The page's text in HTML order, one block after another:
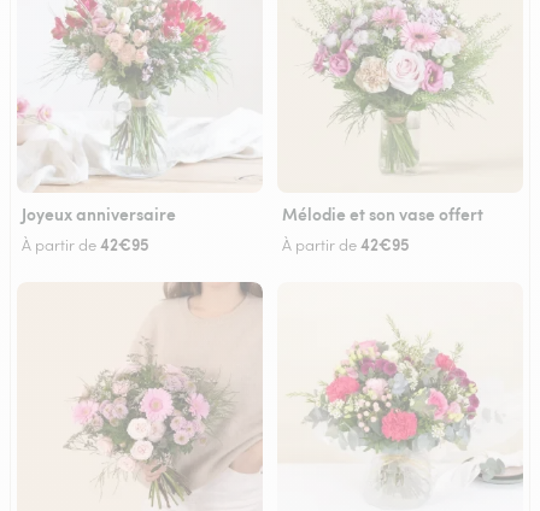
Joyeux anniversaire
À partir de42€95
Mélodie et son vase offert
À partir de42€95